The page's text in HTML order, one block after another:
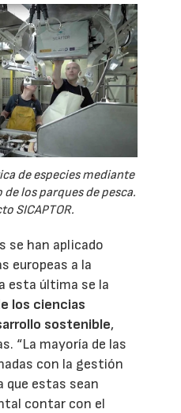
de especies mediante
los parques de pesca.
SICAPTOR.
se han aplicado
europeas a la
esta última se la
los ciencias
sostenible,
“La mayoría de las
con la gestión
que estas sean
contar con el